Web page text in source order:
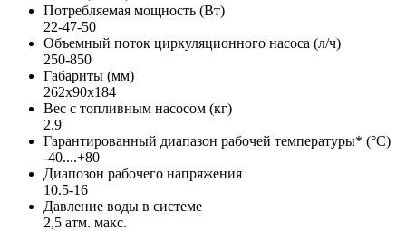
Потребляемая мощность (Вт)
22-47-50
Объемный поток циркуляционного насоса (л/ч)
250-850
Габариты (мм)
262x90x184
Вес с топливным насосом (кг)
2.9
Гарантированный диапазон рабочей температуры* (°С)
-40....+80
Диапозон рабочего напряжения
10.5-16
Давление воды в системе
2,5 атм. макс.